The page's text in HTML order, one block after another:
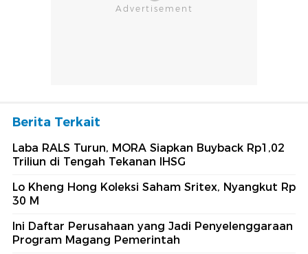
Berita Terkait
Laba RALS Turun, MORA Siapkan Buyback Rp1,02
Triliun di Tengah Tekanan IHSG
Lo Kheng Hong Koleksi Saham Sritex, Nyangkut Rp
30 M
Ini Daftar Perusahaan yang Jadi Penyelenggaraan
Program Magang Pemerintah